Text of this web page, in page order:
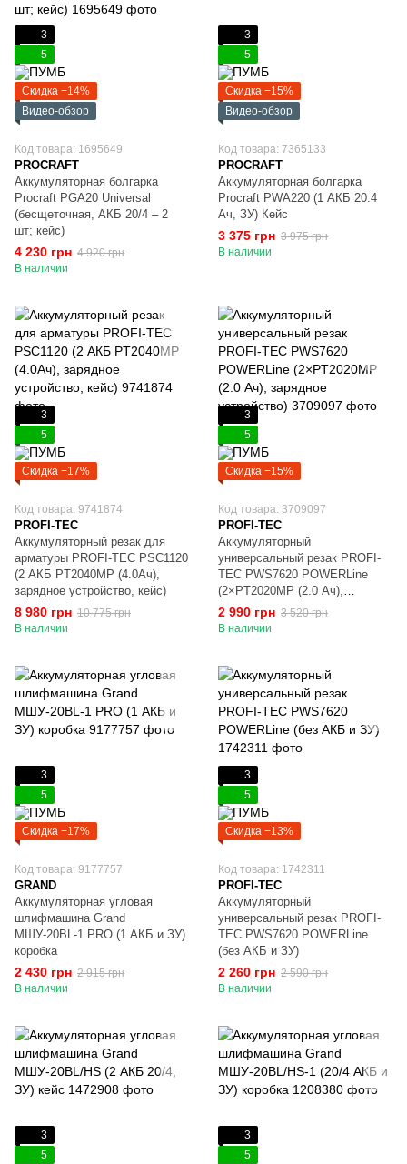
3
5
Скидка −14%
Видео-обзор
Код товара: 1695649
PROCRAFT
Аккумуляторная болгарка
Procraft PGA20 Universal
(бесщеточная, АКБ 20/4 – 2
шт; кейс)
4 230 грн 4 920 грн
В наличии
3
5
Скидка −15%
Видео-обзор
Код товара: 7365133
PROCRAFT
Аккумуляторная болгарка
Procraft PWA220 (1 АКБ 20.4
Ач, ЗУ) Кейс
3 375 грн 3 975 грн
В наличии
3
5
Скидка −17%
Код товара: 9741874
PROFI-TEC
Аккумуляторный резак для
арматуры PROFI-TEC PSC1120
(2 АКБ PT2040MP (4.0Ач),
зарядное устройство, кейс)
8 980 грн 10 775 грн
В наличии
3
5
Скидка −15%
Код товара: 3709097
PROFI-TEC
Аккумуляторный
универсальный резак PROFI-
TEC PWS7620 POWERLine
(2×PT2020MP (2.0 Ач),
зарядное устройство)
2 990 грн 3 520 грн
В наличии
3
5
Скидка −17%
Код товара: 9177757
GRAND
Аккумуляторная угловая
шлифмашина Grand
МШУ-20BL-1 PRO (1 АКБ и ЗУ)
коробка
2 430 грн 2 915 грн
В наличии
3
5
Скидка −13%
Код товара: 1742311
PROFI-TEC
Аккумуляторный
универсальный резак PROFI-
TEC PWS7620 POWERLine
(без АКБ и ЗУ)
2 260 грн 2 590 грн
В наличии
3
5
3
5